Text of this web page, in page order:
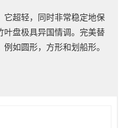
它超轻，同时非常稳定地保
叶盘极具异国情调。完美替
如圆形，方形和划船形。